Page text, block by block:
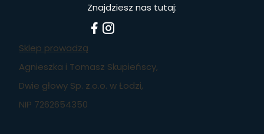
Znajdziesz nas tutaj:
Sklep prowadzą
Agnieszka i Tomasz Skupieńscy,
Dwie głowy Sp. z.o.o. w Łodzi,
NIP 7262654350